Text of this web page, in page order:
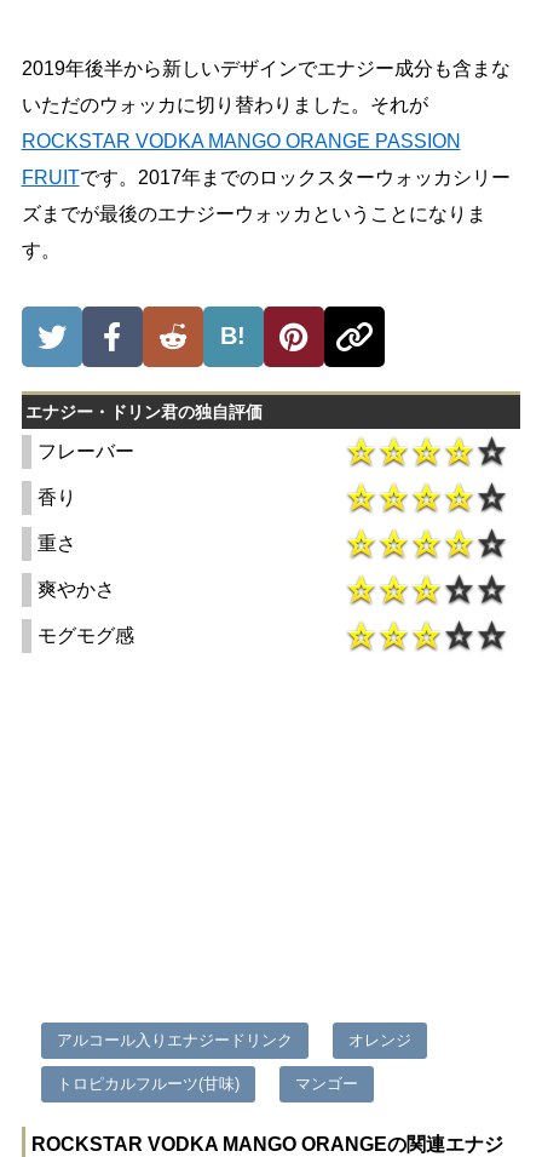
2019年後半から新しいデザインでエナジー成分も含まな
いただのウォッカに切り替わりました。それが
ROCKSTAR VODKA MANGO ORANGE PASSION
FRUITです。2017年までのロックスターウォッカシリー
ズまでが最後のエナジーウォッカということになりま
す。
B!
エナジー・ドリン君の独自評価
フレーバー
香り
重さ
爽やかさ
モグモグ感
アルコール入りエナジードリンク オレンジ
トロピカルフルーツ(甘味) マンゴー
ROCKSTAR VODKA MANGO ORANGEの関連エナジ